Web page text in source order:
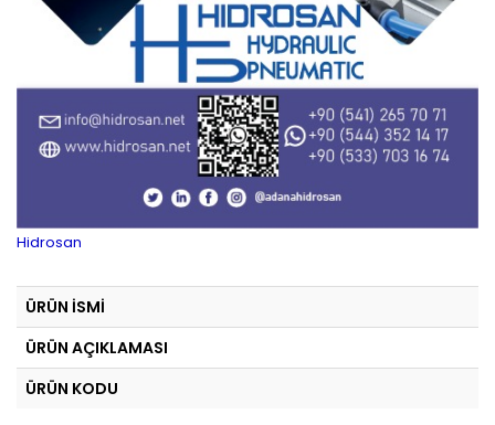
Hidrosan
ÜRÜN İSMİ
ÜRÜN AÇIKLAMASI
ÜRÜN KODU